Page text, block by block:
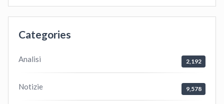
Categories
Analisi 2,192
Notizie 9,578